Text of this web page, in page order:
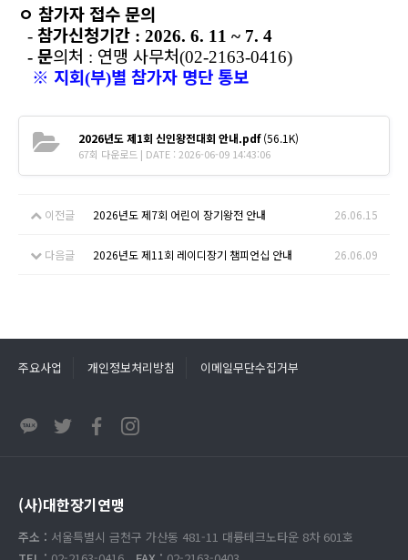
ㅇ 참가자 접수 문의
- 참가신청기간 : 2026. 6. 11 ~ 7. 4
- 문의처 : 연맹 사무처(02-2163-0416)
※ 지회(부)별 참가자 명단 통보
2026년도 제1회 신인왕전대회 안내.pdf(56.1K)
67회 다운로드 | DATE : 2026-06-09 14:43:06
이전글 2026년도 제7회 어린이 장기왕전 안내 26.06.15
다음글 2026년도 제11회 레이디장기 챔피언십 안내 26.06.09
주요사업 개인정보처리방침 이메일무단수집거부
(사)대한장기연맹
주소 : 서울특별시 금천구 가산동 481-11 대륭테크노타운 8차 601호